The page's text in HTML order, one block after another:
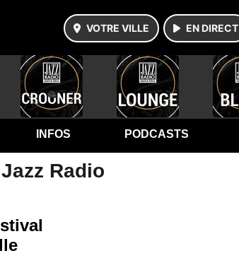
VOTRE VILLE EN DIRECT
INFOS PODCASTS
Radio